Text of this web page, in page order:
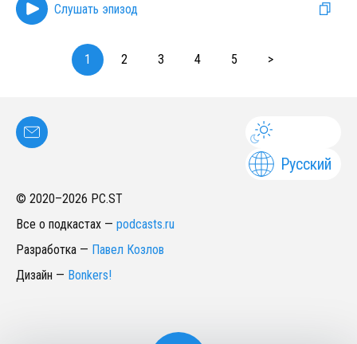
Слушать эпизод
1 2 3 4 5 >
Русский
© 2020–2026 PC.ST
Все о подкастах — podcasts.ru
Разработка — Павел Козлов
Дизайн — Bonkers!